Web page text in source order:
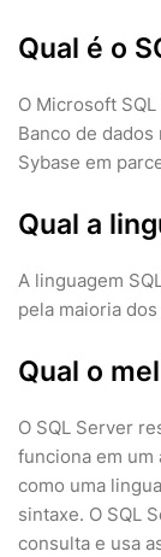
Qual é o
O Microsoft
Banco de
Sybase em
Qual a
A linguagem
pela maioria
Qual o
O SQL Server
funciona em um
como uma
sintaxe. O SQL
consulta e usa